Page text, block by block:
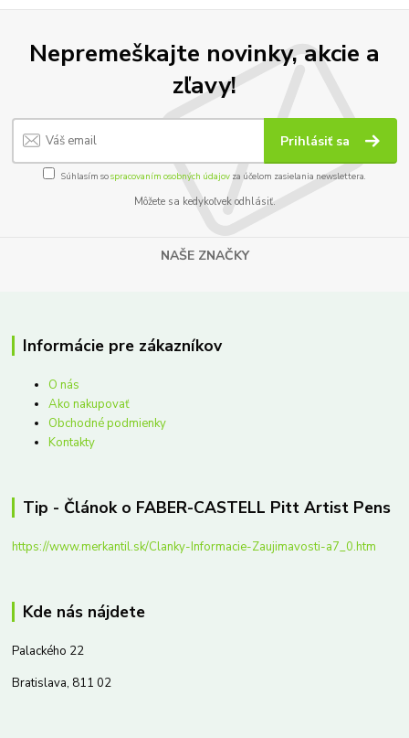
Nepremeškajte novinky, akcie a
zľavy!
Prihlásiť sa
Súhlasím sospracovaním osobných údajov za účelom zasielania newslettera.
Môžete sa kedykoľvek odhlásiť.
NAŠE ZNAČKY
Informácie pre zákazníkov
O nás
Ako nakupovať
Obchodné podmienky
Kontakty
Tip - Článok o FABER-CASTELL Pitt Artist Pens
https://www.merkantil.sk/Clanky-Informacie-Zaujimavosti-a7_0.htm
Kde nás nájdete
Palackého 22
Bratislava, 811 02